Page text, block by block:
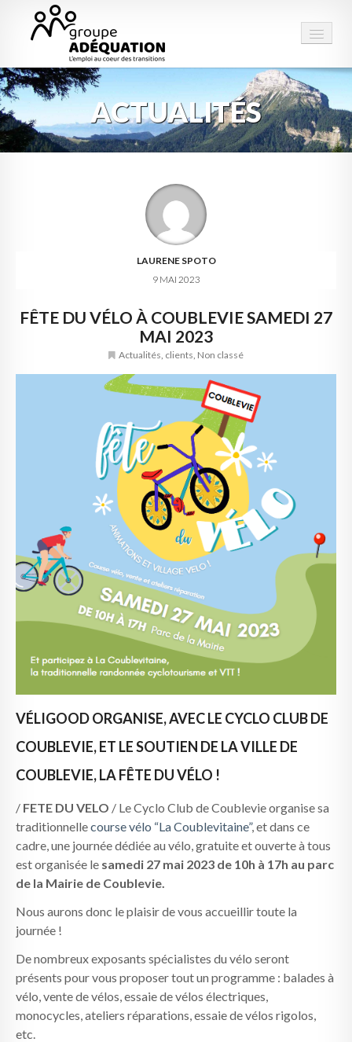
LE GROUPE
STRUCTURES
ACTUALITÉS
LAURENE SPOTO
9 MAI 2023
FÊTE DU VÉLO À COUBLEVIE SAMEDI 27
MAI 2023
Actualités clients Non classé
VÉLIGOOD ORGANISE, AVEC LE CYCLO CLUB DE
COUBLEVIE, ET LE SOUTIEN DE LA VILLE DE
COUBLEVIE, LA FÊTE DU VÉLO !
/ FETE DU VELO / Le Cyclo Club de Coublevie organise sa
traditionnellecourse vélo “La Coublevitaine”, et dans ce
cadre, une journée dédiée au vélo, gratuite et ouverte à tous
est organisée le samedi 27 mai 2023 de 10h à 17h au parc
de la Mairie de Coublevie.
Nous aurons donc le plaisir de vous accueillir toute la
journée !
De nombreux exposants spécialistes du vélo seront
présents pour vous proposer tout un programme : balades à
vélo, vente de vélos, essaie de vélos électriques,
monocycles, ateliers réparations, essaie de vélos rigolos,
etc.